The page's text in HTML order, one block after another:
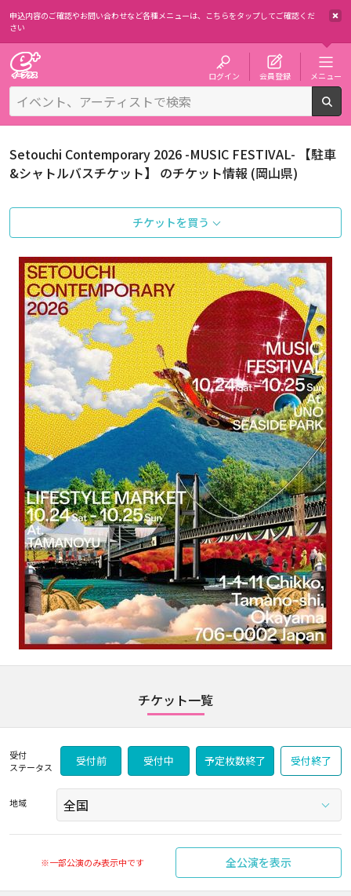
申込内容のご確認やお問い合わせなど各種メニューは、 こちらをタップしてご確認くだ
さい
ログイン 会員登録 メニュー
Setouchi Contemporary 2026 -MUSIC FESTIVAL- 【駐車
&シャトルバスチケット】 のチケット情報 (岡山県)
チケットを買う
チケット一覧
受付
ステータス
受付前 受付中 予定枚数終了 受付終了
地域
※一部公演のみ表示中です 全公演を表示